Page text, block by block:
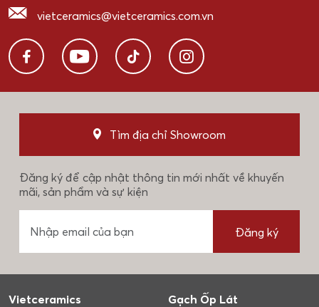
vietceramics@vietceramics.com.vn
Tìm địa chỉ Showroom
Đăng ký để cập nhật thông tin mới nhất về khuyến
mãi, sản phẩm và sự kiện
Đăng ký
Vietceramics Gạch Ốp Lát